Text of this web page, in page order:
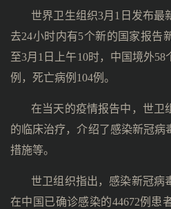
世界卫生组织3月1日发布最
去24小时内有5个新的国家报告
至3月1日上午10时，中国境外
例，死亡病例104例。
在当天的疫情报告中，世卫
的临床治疗，介绍了感染新冠病
措施等。
世卫组织指出，感染新冠病
在中国已确诊感染的44672例患